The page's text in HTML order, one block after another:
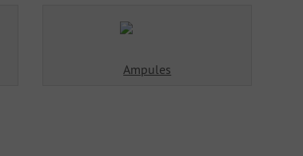
Ampules